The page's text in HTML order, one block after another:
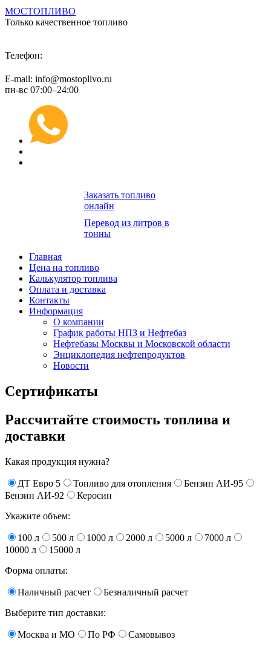
МОСТОПЛИВО
Только качественное топливо
Телефон:
E-mail: info@mostoplivo.ru
пн-вс 07:00–24:00
Заказать топливо
онлайн
Перевод из литров в
тонны
Главная
Цена на топливо
Калькулятор топлива
Оплата и доставка
Контакты
Информация
О компании
График работы НПЗ и Нефтебаз
Нефтебазы Москвы и Московской области
Энциклопедия нефтепродуктов
Новости
Сертификаты
Рассчитайте стоимость топлива и
доставки
Какая продукция нужна?
ДТ Евро 5 Топливо для отопления
Бензин АИ-95
Бензин АИ-92
Керосин
Укажите объем:
100 л 500 л 1000 л 2000 л 5000 л
7000 л
10000 л
15000 л
Форма оплаты:
Наличный расчет
Безналичный расчет
Выберите тип доставки:
Москва и МО По РФ
Самовывоз